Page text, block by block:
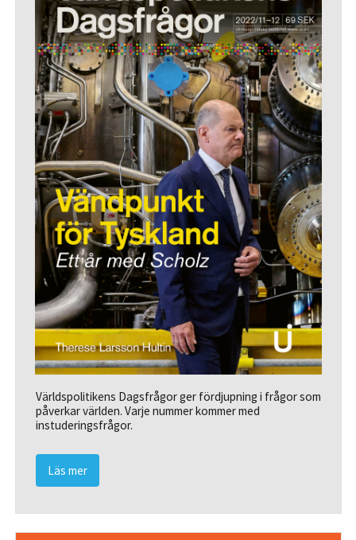
Världspolitikens Dagsfrågor ger fördjupning i frågor som
påverkar världen. Varje nummer kommer med
instuderingsfrågor.
Läs mer